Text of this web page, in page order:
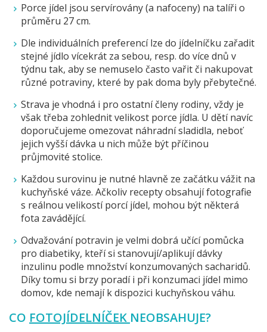
Porce jídel jsou servírovány (a nafoceny) na talíři o
průměru 27 cm.
Dle individuálních preferencí lze do jídelníčku zařadit
stejné jídlo vícekrát za sebou, resp. do více dnů v
týdnu tak, aby se nemuselo často vařit či nakupovat
různé potraviny, které by pak doma byly přebytečné.
Strava je vhodná i pro ostatní členy rodiny, vždy je
však třeba zohlednit velikost porce jídla. U dětí navíc
doporučujeme omezovat náhradní sladidla, neboť
jejich vyšší dávka u nich může být příčinou
průjmovité stolice.
Každou surovinu je nutné hlavně ze začátku vážit na
kuchyňské váze. Ačkoliv recepty obsahují fotografie
s reálnou velikostí porcí jídel, mohou být některá
fota zavádějící.
Odvažování potravin je velmi dobrá učící pomůcka
pro diabetiky, kteří si stanovují/aplikují dávky
inzulinu podle množství konzumovaných sacharidů.
Díky tomu si brzy poradí i při konzumaci jídel mimo
domov, kde nemají k dispozici kuchyňskou váhu.
CO FOTOJÍDELNÍČEK NEOBSAHUJE?